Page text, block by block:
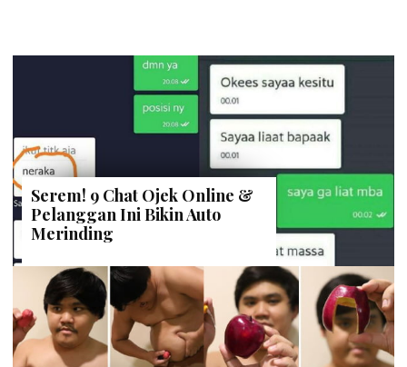
Serem! 9 Chat Ojek Online &
Pelanggan Ini Bikin Auto
Merinding